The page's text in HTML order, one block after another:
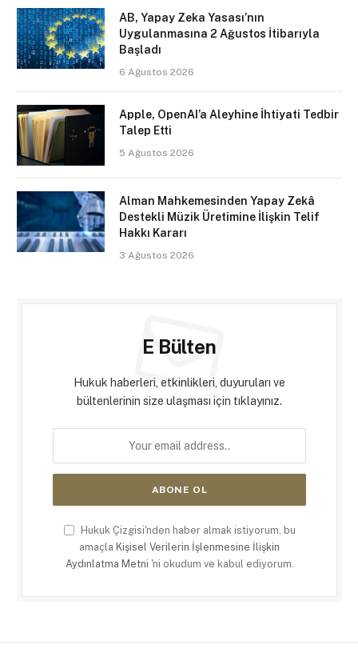
AB, Yapay Zeka Yasası’nın
Uygulanmasına 2 Ağustos İtibarıyla
Başladı
6 Ağustos 2026
Apple, OpenAI’a Aleyhine İhtiyati Tedbir
Talep Etti
5 Ağustos 2026
Alman Mahkemesinden Yapay Zekâ
Destekli Müzik Üretimine İlişkin Telif
Hakkı Kararı
3 Ağustos 2026
E Bülten
Hukuk haberleri, etkinlikleri, duyuruları ve
bültenlerinin size ulaşması için tıklayınız.
Hukuk Çizgisi'nden haber almak istiyorum, bu
amaçla Kişisel Verilerin İşlenmesine İlişkin
Aydınlatma Metni 'ni okudum ve kabul ediyorum.